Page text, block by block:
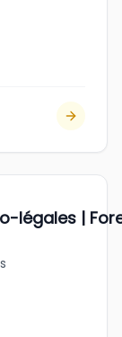
légales |